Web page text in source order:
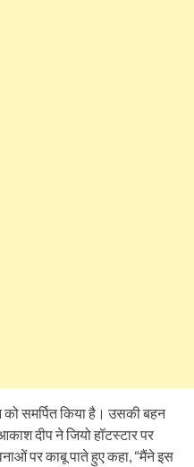
समर्पित किया है। उसकी बहन
दीप ने जियो हॉटस्टार पर
पर काबू पाते हुए कहा, “मैंने इस